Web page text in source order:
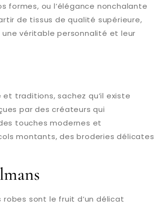
formes, ou l’élégance nonchalante
de tissus de qualité supérieure,
véritable personnalité et leur
traditions, sachez qu’il existe
par des créateurs qui
touches modernes et
montants, des broderies délicates
sont le fruit d’un délicat